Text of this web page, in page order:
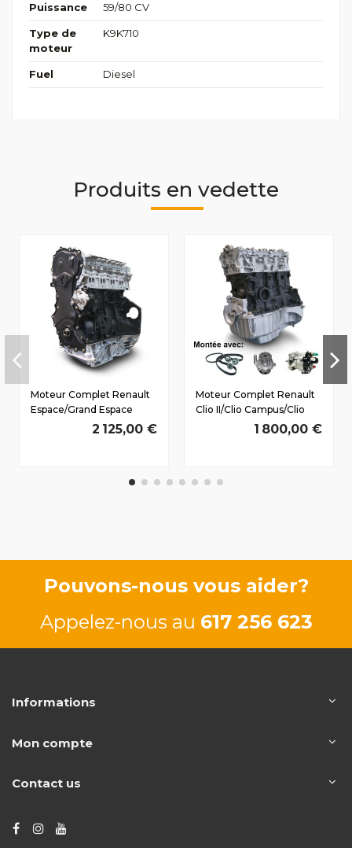
Puissance 59/80 CV
Type de
moteur
K9K710
Fuel Diesel
Produits en vedette
Moteur Complet Renault
Espace/Grand Espace
(JKO) Dès 2002 2.0 D dCi
2 125,00 €
Moteur Complet Renault
Clio II/Clio Campus/Clio
Storia Dès 1998 1.5 D dCi
1 800,00 €
Pouvons-nous vous aider?
Appelez-nous au 617 256 623
Informations
Mon compte
Contact us